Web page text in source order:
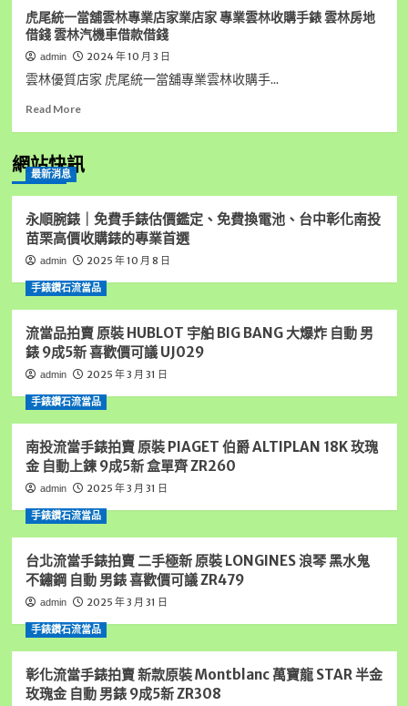
雲
林
農
地
借
首
選
一
舖,
雲
林
屋
借
林
汽
車
錢,
雲
林
收
購
手
錶,
雲
黃
金
借
請
找
虎
尾
統
虎尾統一當舖雲林專業店家業店家 專業雲林收購手錶 雲林房地
借錢 雲林汽機車借款借錢
admin 2024 年 10 月 3 日
雲林優質店家 虎尾統一當舖專業雲林收購手...
Read MoreRead
虎
尾
統
一
當
舖
雲
林
專
業
店
家
業
店
家
雲
林
收
手
錶
雲
林
房
地
借
林
汽
網站快訊
最新消息
永順腕錶｜免費手錶估價鑑定、免費換電池、台中彰化南投
苗栗高價收購錶的專業首選
admin 2025 年 10 月 8 日
手錶鑽石流當品
流當品拍賣 原裝 HUBLOT 宇舶 BIG BANG 大爆炸 自動 男
錶 9成5新 喜歡價可議 UJ029
admin 2025 年 3 月 31 日
手錶鑽石流當品
南投流當手錶拍賣 原裝 PIAGET 伯爵 ALTIPLAN 18K 玫瑰
金 自動上鍊 9成5新 盒單齊 ZR260
admin 2025 年 3 月 31 日
手錶鑽石流當品
台北流當手錶拍賣 二手極新 原裝 LONGINES 浪琴 黑水鬼
不鏽鋼 自動 男錶 喜歡價可議 ZR479
admin 2025 年 3 月 31 日
手錶鑽石流當品
彰化流當手錶拍賣 新款原裝 Montblanc 萬寶龍 STAR 半金
玫瑰金 自動 男錶 9成5新 ZR308